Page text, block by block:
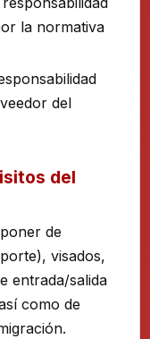
la normativa
del
del
de
visados,
entrada/salida
como de